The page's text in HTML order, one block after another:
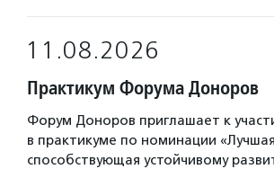
11.08.2026
Практикум Форума Доноров
Форум Доноров приглашает к
в практикуме по номинации
способствующая устойчивому